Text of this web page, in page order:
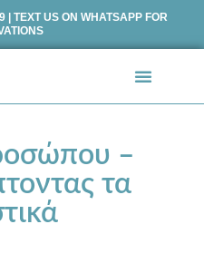
TEXT US ON WHATSAPP FOR
–
τα